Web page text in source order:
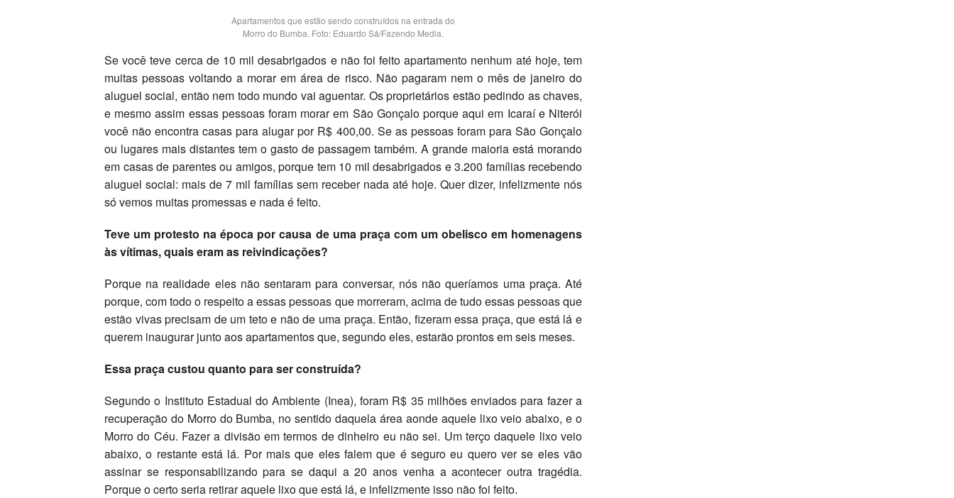
Apartamentos que estão sendo construídos na entrada do
Morro do Bumba. Foto: Eduardo Sá/Fazendo Media.
Se você teve cerca de 10 mil desabrigados e não foi feito apartamento nenhum até hoje, tem
muitas pessoas voltando a morar em área de risco. Não pagaram nem o mês de janeiro do
aluguel social, então nem todo mundo vai aguentar. Os proprietários estão pedindo as chaves,
e mesmo assim essas pessoas foram morar em São Gonçalo porque aqui em Icaraí e Niterói
você não encontra casas para alugar por R$ 400,00. Se as pessoas foram para São Gonçalo
ou lugares mais distantes tem o gasto de passagem também. A grande maioria está morando
em casas de parentes ou amigos, porque tem 10 mil desabrigados e 3.200 famílias recebendo
aluguel social: mais de 7 mil famílias sem receber nada até hoje. Quer dizer, infelizmente nós
só vemos muitas promessas e nada é feito.
Teve um protesto na época por causa de uma praça com um obelisco em homenagens
às vítimas, quais eram as reivindicações?
Porque na realidade eles não sentaram para conversar, nós não queríamos uma praça. Até
porque, com todo o respeito a essas pessoas que morreram, acima de tudo essas pessoas que
estão vivas precisam de um teto e não de uma praça. Então, fizeram essa praça, que está lá e
querem inaugurar junto aos apartamentos que, segundo eles, estarão prontos em seis meses.
Essa praça custou quanto para ser construída?
Segundo o Instituto Estadual do Ambiente (Inea), foram R$ 35 milhões enviados para fazer a
recuperação do Morro do Bumba, no sentido daquela área aonde aquele lixo veio abaixo, e o
Morro do Céu. Fazer a divisão em termos de dinheiro eu não sei. Um terço daquele lixo veio
abaixo, o restante está lá. Por mais que eles falem que é seguro eu quero ver se eles vão
assinar se responsabilizando para se daqui a 20 anos venha a acontecer outra tragédia.
Porque o certo seria retirar aquele lixo que está lá, e infelizmente isso não foi feito.